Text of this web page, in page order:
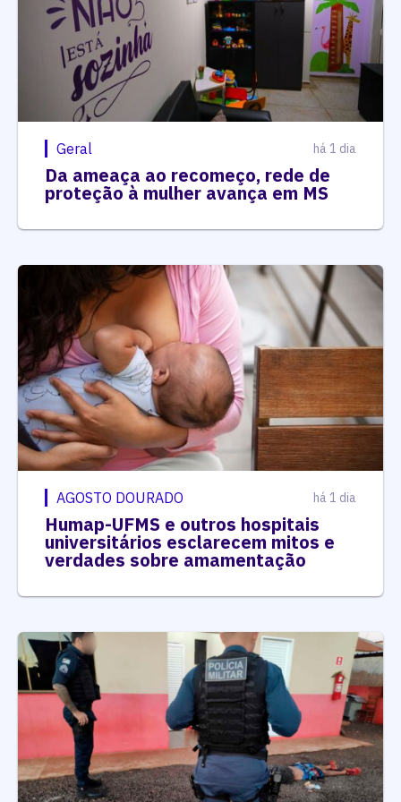
Geral há 1 dia
Da ameaça ao recomeço, rede de
proteção à mulher avança em MS
AGOSTO DOURADO há 1 dia
Humap-UFMS e outros hospitais
universitários esclarecem mitos e
verdades sobre amamentação